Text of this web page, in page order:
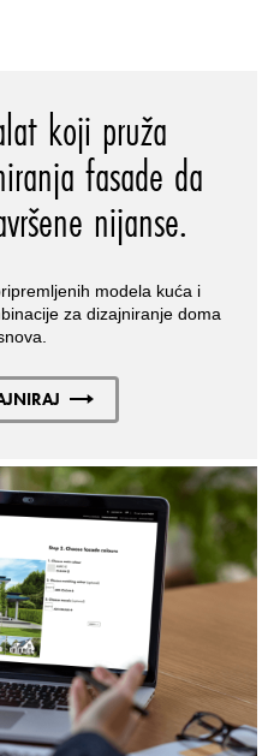
koji pruža
fasade da
nijanse.
modela kuća i
za dizajniranje doma